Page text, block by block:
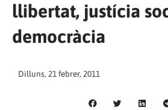
llibertat, justícia
democràcia
Dilluns, 21 febrer, 2011